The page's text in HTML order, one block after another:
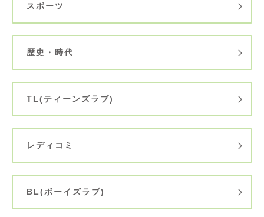
スポーツ
歴史・時代
TL(ティーンズラブ)
レディコミ
BL(ボーイズラブ)